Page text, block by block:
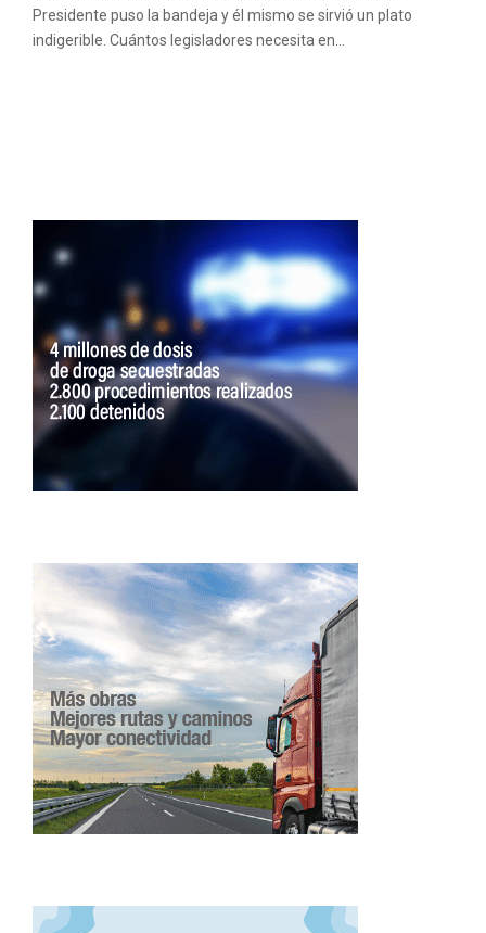
Presidente puso la bandeja y él mismo se sirvió un plato
indigerible. Cuántos legisladores necesita en...